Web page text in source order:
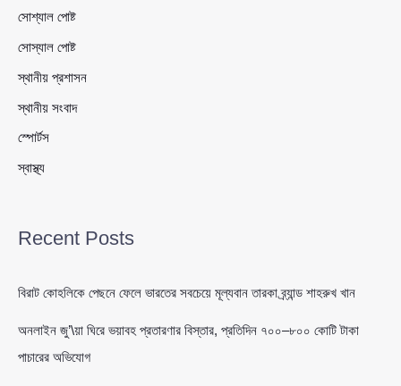
সোশ্যাল পোষ্ট
সোস্যাল পোষ্ট
স্থানীয় প্রশাসন
স্থানীয় সংবাদ
স্পোর্টস
স্বাস্থ্য
Recent Posts
বিরাট কোহলিকে পেছনে ফেলে ভারতের সবচেয়ে মূল্যবান তারকা ব্র্যান্ড শাহরুখ খান
অনলাইন জু’\য়া ঘিরে ভয়াবহ প্রতারণার বিস্তার, প্রতিদিন ৭০০–৮০০ কোটি টাকা
পাচারের অভিযোগ